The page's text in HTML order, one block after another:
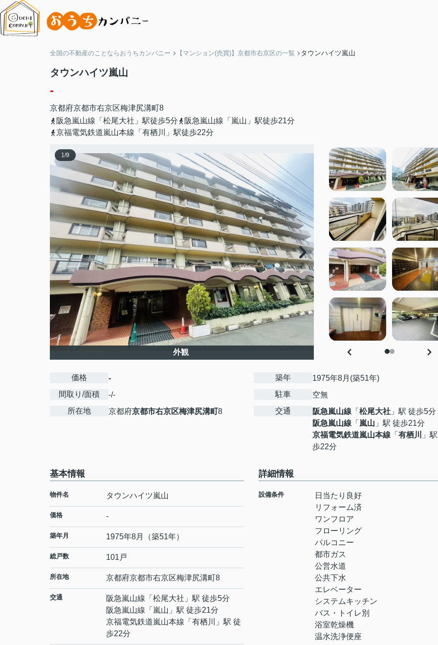
全国の不動産のことならおうちカンパニー 【マンション(売買)】京都市右京区の一覧 タウンハイツ嵐山
タウンハイツ嵐山
-
京都府京都市右京区梅津尻溝町8
阪急嵐山線「松尾大社」駅徒歩5分
阪急嵐山線「嵐山」駅徒歩21分
京福電気鉄道嵐山本線「有栖川」駅徒歩22分
1/9
外観
価格
-
間取り/面積
-/-
所在地
京都府京都市右京区梅津尻溝町8
築年
1975年8月(築51年)
駐車
空無
交通
阪急嵐山線 「 松尾大社 」駅 徒歩5分
阪急嵐山線 「 嵐山 」駅 徒歩21分
京福電気鉄道嵐山本線 「 有栖川
」
歩22分
基本情報
物件名 タウンハイツ嵐山
価格 -
築年月 1975年8月（築51年）
総戸数 101戸
所在地 京都府京都市右京区梅津尻溝町8
交通 阪急嵐山線 「 松尾大社 」駅 徒歩5分
阪急嵐山線 「 嵐山 」駅 徒歩21分
京福電気鉄道嵐山本線 「 有栖川
」駅 徒
歩22分
詳細情報
設備条件
日当たり良好
リフォーム済
ワンフロア
フローリング
バルコニー
都市ガス
公営水道
公共下水
エレベーター
システムキッチン
バス・トイレ別
浴室乾燥機
温水洗浄便座